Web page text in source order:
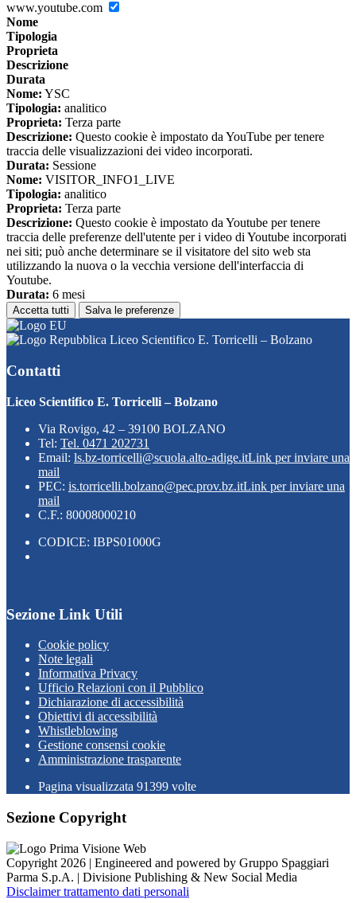
www.youtube.com
Nome
Tipologia
Proprieta
Descrizione
Durata
Nome: YSC
Tipologia: analitico
Proprieta: Terza parte
Descrizione: Questo cookie è impostato da YouTube per tenere
traccia delle visualizzazioni dei video incorporati.
Durata: Sessione
Nome: VISITOR_INFO1_LIVE
Tipologia: analitico
Proprieta: Terza parte
Descrizione: Questo cookie è impostato da Youtube per tenere
traccia delle preferenze dell'utente per i video di Youtube incorporati
nei siti; può anche determinare se il visitatore del sito web sta
utilizzando la nuova o la vecchia versione dell'interfaccia di
Youtube.
Durata: 6 mesi
Accetta tutti Salva le preferenze
Liceo Scientifico E. Torricelli – Bolzano
Contatti
Liceo Scientifico E. Torricelli – Bolzano
Via Rovigo, 42 – 39100 BOLZANO
Tel: Tel. 0471 202731
Email: ls.bz-torricelli@scuola.alto-adige.itLink per inviare una
mail
PEC: is.torricelli.bolzano@pec.prov.bz.itLink per inviare una
mail
C.F.: 80008000210
CODICE: IBPS01000G
Sezione Link Utili
Cookie policy
Note legali
Informativa Privacy
Ufficio Relazioni con il Pubblico
Dichiarazione di accessibilità
Obiettivi di accessibilità
Whistleblowing
Gestione consensi cookie
Amministrazione trasparente
Pagina visualizzata 91399 volte
Sezione Copyright
Copyright 2026 | Engineered and powered by Gruppo Spaggiari
Parma S.p.A. | Divisione Publishing & New Social Media
Disclaimer trattamento dati personali